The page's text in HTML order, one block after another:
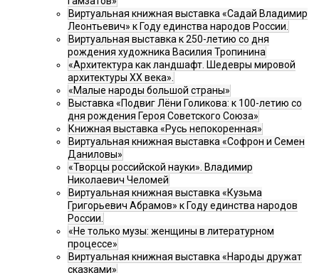
Виртуальная книжная выставка «Садай Владимир
Леонтьевич» к Году единства народов России.
Виртуальная выставка к 250-летию со дня
рождения художника Василия Тропинина
«Архитектура как ландшафт. Шедевры мировой
архитектуры XX века».
«Малые народы большой страны»
Выставка «Подвиг Лёни Голикова: к 100-летию со
дня рождения Героя Советского Союза»
Книжная выставка «Русь непокоренная»
Виртуальная книжная выставка «Софрон и Семен
Даниловы»
«Творцы российской науки». Владимир
Николаевич Челомей
Виртуальная книжная выставка «Кузьма
Григорьевич Абрамов» к Году единства народов
России.
«Не только музы: женщины в литературном
процессе»
Виртуальная книжная выставка «Народы дружат
сказками»